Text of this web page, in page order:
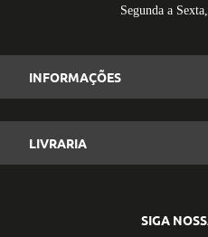
Segunda a
INFORMAÇÕES
LIVRARIA
SIGA